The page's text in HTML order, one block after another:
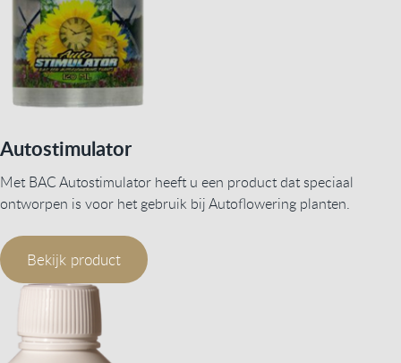
Autostimulator
Met BAC Autostimulator heeft u een product dat speciaal
ontworpen is voor het gebruik bij Autoflowering planten.
Bekijk product